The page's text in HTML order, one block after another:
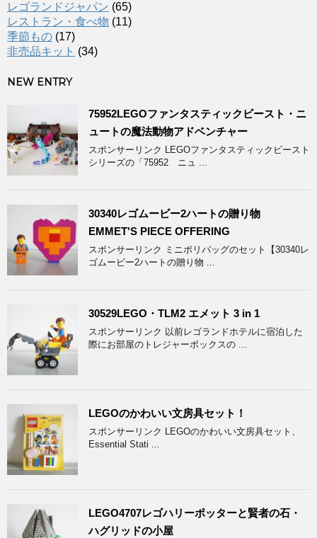
レゴランドジャパン (65)
レストラン・食べ物 (11)
季節もの (17)
非売品キット (34)
NEW ENTRY
75952LEGOファンタスティックビースト・ニ
ュートの魔法動物アドベンチャー
スポンサーリンク LEGOファンタスティックビースト
シリーズの「75952 ニュ ...
30340レゴムービー2ハートの贈り物
EMMET'S PIECE OFFERING
スポンサーリンク ミニポリバッグのセット【30340レ
ゴムービー2ハートの贈り物 ...
30529LEGO・TLM2 エメット 3 in 1
スポンサーリンク 以前レゴランドホテルに宿泊した
際にお部屋のトレジャーボックスの ...
LEGOのかわいい文房具セット！
スポンサーリンク LEGOのかわいい文房具セット、
Essential Stati ...
LEGO4707レゴハリーポッターと賢者の石・
ハグリッドの小屋